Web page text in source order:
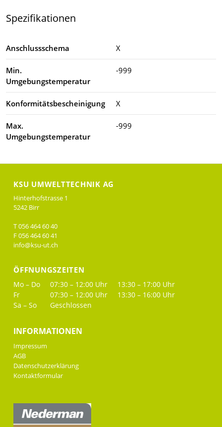
Spezifikationen
Anschlussschema X
Min.
Umgebungstemperatur
-999
Konformitätsbescheinigung X
Max.
Umgebungstemperatur
-999
KSU UMWELTTECHNIK AG
Hinterhofstrasse 1
5242 Birr
T 056 464 60 40
F 056 464 60 41
info@ksu-ut.ch
ÖFFNUNGSZEITEN
Mo – Do 07:30 – 12:00 Uhr
13:30 – 17:00 Uhr
Fr
07:30 – 12:00 Uhr
13:30 – 16:00 Uhr
Sa – So
Geschlossen
INFORMATIONEN
Impressum
AGB
Datenschutzerklärung
Kontaktformular